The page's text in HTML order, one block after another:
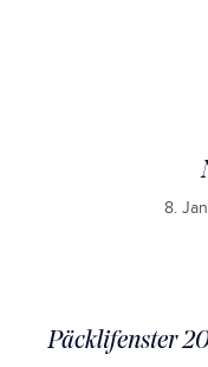
8.
Päcklifenster